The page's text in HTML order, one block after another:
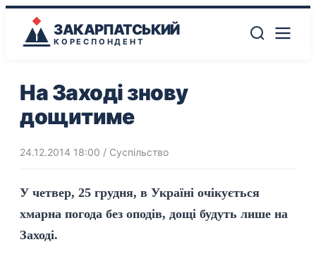
ЗАКАРПАТСЬКИЙ
КОРЕСПОНДЕНТ
На Заході знову
дощитиме
24.12.2014 18:00 / Суспільство
У четвер, 25 грудня, в Україні очікується
хмарна погода без оподів, дощі будуть лише на
Заході.